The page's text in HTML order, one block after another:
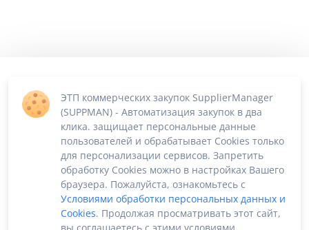
ЭТП коммерческих закупок SupplierManager
(SUPPMAN) - Автоматизация закупок в два
клика. защищает персональные данные
пользователей и обрабатывает Cookies только
для персонализации сервисов. Запретить
обработку Cookies можно в настройках Вашего
браузера. Пожалуйста, ознакомьтесь с
Условиями обработки персональных данных и
Cookies. Продолжая просматривать этот сайт,